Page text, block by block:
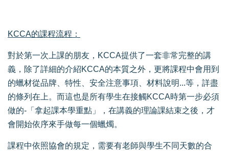
KCCA的課程流程：
對於第一次上課的朋友，KCCA提供了一套非常完整的講
義，除了詳細的介紹KCCA的本質之外，更將課程中會用到
的蠟材從品牌、特性、安全注意事項、材料說明...等，詳盡
的條列在上。而這也是所有學生在接觸KCCA時第一步必須
做的-「拿起課本學重點」，在講義的理論課結束之後，才
會開始依序來手做每一個蠟燭。
課程中依照協會的規定，需要有老師與學生不同天數的合